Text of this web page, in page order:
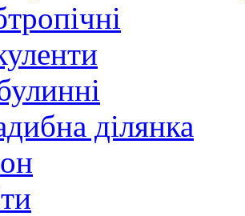
ділянка